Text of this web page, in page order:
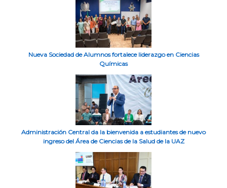
Nueva Sociedad de Alumnos fortalece liderazgo en Ciencias
Químicas
Administración Central da la bienvenida a estudiantes de nuevo
ingreso del Área de Ciencias de la Salud de la UAZ